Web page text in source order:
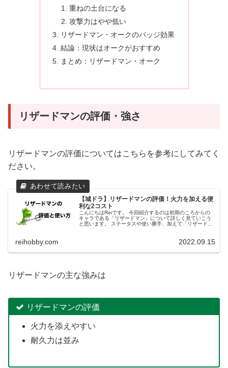
重ねの土台になる
攻撃力はやや低い
リザードマン・オークのバッジ効果
結論：現状はオークがおすすめ
まとめ：リザードマン・オーク
リザードマンの評価・強さ
リザードマンの評価についてはこちらを参考にしてみてく
ださい。
【城ドラ】リザードマンの評価！火力を加える便
利な2コスト
こんにちはReiです。 今回紹介するのは初期のころからの
キャラである「リザードマン」について詳しく見ていこう
と思います。 ステータスや使い勝手、加えて「リザードマ
reihobby.com 2022.09.15
リザードマンの主な強みは
リザードマンの評価
火力を添えやすい
耐久力は並み